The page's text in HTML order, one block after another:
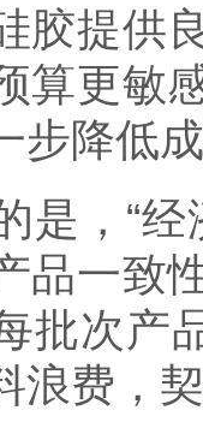
胶提供
算更敏
步降低
，“经
品一致
批次产
浪费，